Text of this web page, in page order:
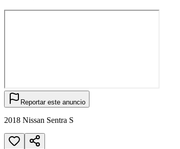
Reportar este anuncio
2018 Nissan Sentra S